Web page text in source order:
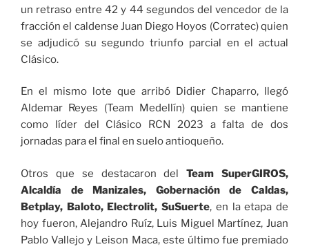
un retraso entre 42 y 44 segundos del vencedor de la
fracción el caldense Juan Diego Hoyos (Corratec) quien
se adjudicó su segundo triunfo parcial en el actual
Clásico.
En el mismo lote que arribó Didier Chaparro, llegó
Aldemar Reyes (Team Medellín) quien se mantiene
como líder del Clásico RCN 2023 a falta de dos
jornadas para el final en suelo antioqueño.
Otros que se destacaron delTeam SuperGIROS,
Alcaldía de Manizales, Gobernación de Caldas,
Betplay, Baloto, Electrolit, SuSuerte, en la etapa de
hoy fueron, Alejandro Ruíz, Luis Miguel Martínez, Juan
Pablo Vallejo y Leison Maca, este último fue premiado